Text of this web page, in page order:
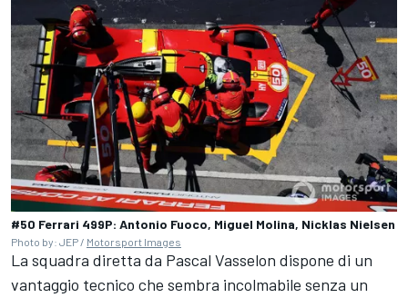
#50 Ferrari 499P: Antonio Fuoco, Miguel Molina, Nicklas Nielsen
Photo by: JEP / Motorsport Images
La squadra diretta da Pascal Vasselon dispone di un
vantaggio tecnico che sembra incolmabile senza un